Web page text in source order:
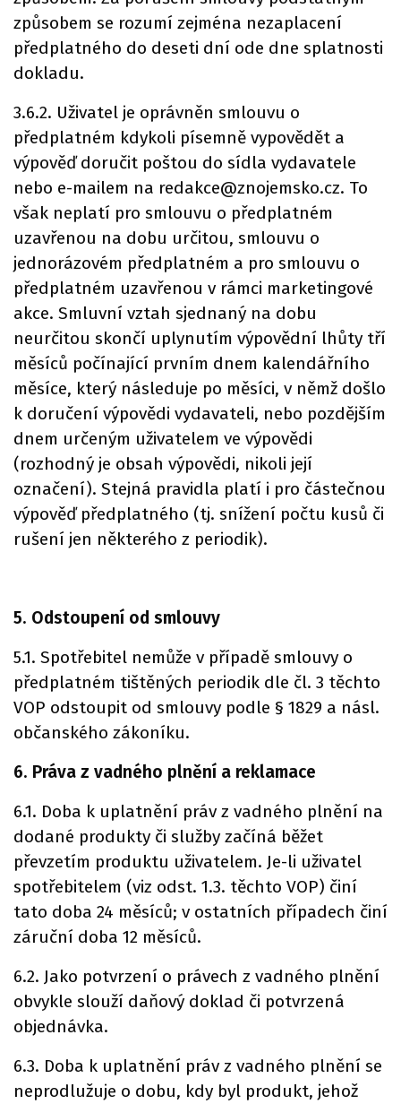
způsobem se rozumí zejména nezaplacení
předplatného do deseti dní ode dne splatnosti
dokladu.
3.6.2. Uživatel je oprávněn smlouvu o
předplatném kdykoli písemně vypovědět a
výpověď doručit poštou do sídla vydavatele
nebo e-mailem na redakce@znojemsko.cz. To
však neplatí pro smlouvu o předplatném
uzavřenou na dobu určitou, smlouvu o
jednorázovém předplatném a pro smlouvu o
předplatném uzavřenou v rámci marketingové
akce. Smluvní vztah sjednaný na dobu
neurčitou skončí uplynutím výpovědní lhůty tří
měsíců počínající prvním dnem kalendářního
měsíce, který následuje po měsíci, v němž došlo
k doručení výpovědi vydavateli, nebo pozdějším
dnem určeným uživatelem ve výpovědi
(rozhodný je obsah výpovědi, nikoli její
označení). Stejná pravidla platí i pro částečnou
výpověď předplatného (tj. snížení počtu kusů či
rušení jen některého z periodik).
5. Odstoupení od smlouvy
5.1. Spotřebitel nemůže v případě smlouvy o
předplatném tištěných periodik dle čl. 3 těchto
VOP odstoupit od smlouvy podle § 1829 a násl.
občanského zákoníku.
6. Práva z vadného plnění a reklamace
6.1. Doba k uplatnění práv z vadného plnění na
dodané produkty či služby začíná běžet
převzetím produktu uživatelem. Je-li uživatel
spotřebitelem (viz odst. 1.3. těchto VOP) činí
tato doba 24 měsíců; v ostatních případech činí
záruční doba 12 měsíců.
6.2. Jako potvrzení o právech z vadného plnění
obvykle slouží daňový doklad či potvrzená
objednávka.
6.3. Doba k uplatnění práv z vadného plnění se
neprodlužuje o dobu, kdy byl produkt, jehož